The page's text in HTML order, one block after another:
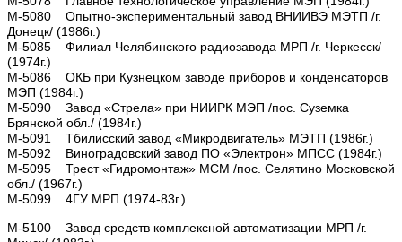
М-5080 Опытно-экспериментальный завод ВНИИВЭ МЭТП /г.
Донецк/ (1986г.)
М-5085 Филиал Челябинского радиозавода МРП /г. Черкесск/
(1974г.)
М-5086 ОКБ при Кузнецком заводе приборов и конденсаторов
МЭП (1984г.)
М-5090 Завод «Стрела» при НИИРК МЭП /пос. Суземка
Брянской обл./ (1984г.)
М-5091 Тбилисский завод «Микродвигатель» МЭТП (1986г.)
М-5092 Виноградовский завод ПО «Электрон» МПСС (1984г.)
М-5095 Трест «Гидромонтаж» МСМ /пос. Селятино Московской
обл./ (1967г.)
М-5099 4ГУ МРП (1974-83г.)
М-5100 Завод средств комплексной автоматизации МРП /г.